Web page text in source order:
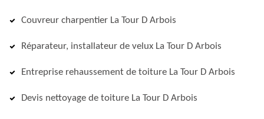
Couvreur charpentier La Tour D Arbois
Réparateur, installateur de velux La Tour D Arbois
Entreprise rehaussement de toiture La Tour D Arbois
Devis nettoyage de toiture La Tour D Arbois